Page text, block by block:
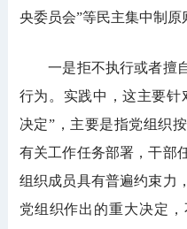
央委员会”等民主集中制原
一是拒不执行或者擅自
行为。实践中，这主要针
决定”，主要是指党组织
有关工作任务部署，干部
组织成员具有普遍约束力
党组织作出的重大决定